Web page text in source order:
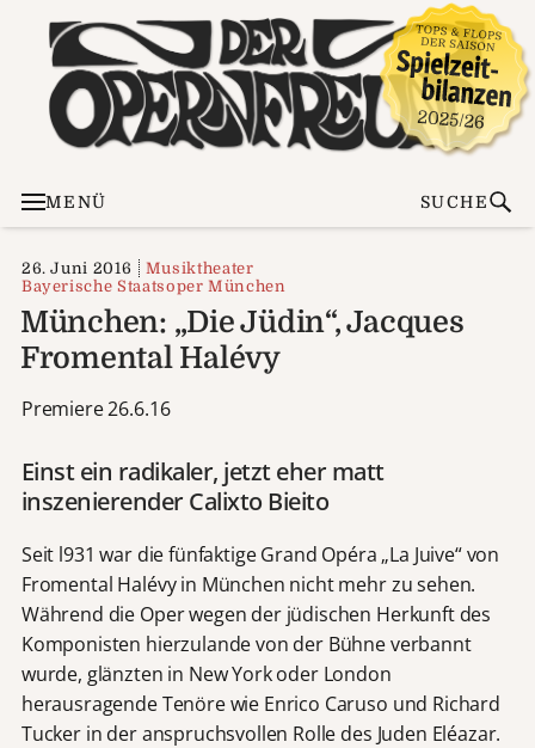
MENÜ SUCHE
26. Juni 2016
Musiktheater
Bayerische Staatsoper München
München: „Die Jüdin“, Jacques
Fromental Halévy
Premiere 26.6.16
Einst ein radikaler, jetzt eher matt
inszenierender Calixto Bieito
Seit l931 war die fünfaktige Grand Opéra „La Juive“ von
Fromental Halévy in München nicht mehr zu sehen.
Während die Oper wegen der jüdischen Herkunft des
Komponisten hierzulande von der Bühne verbannt
wurde, glänzten in New York oder London
herausragende Tenöre wie Enrico Caruso und Richard
Tucker in der anspruchsvollen Rolle des Juden Eléazar.